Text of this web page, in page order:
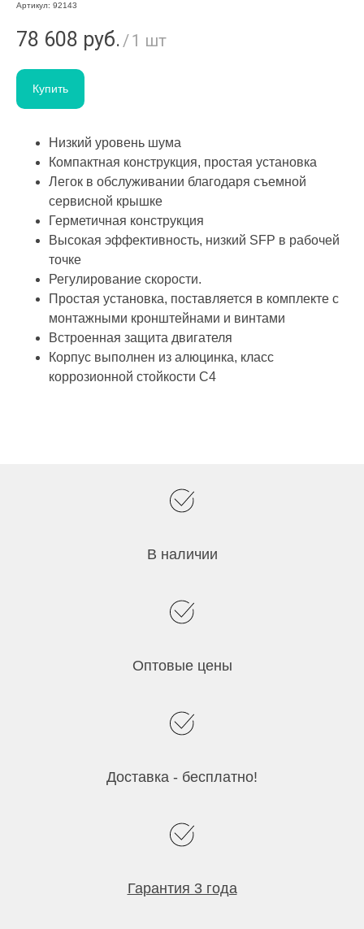
Артикул: 92143
78 608 руб./1 шт
Купить
Низкий уровень шума
Компактная конструкция, простая установка
Легок в обслуживании благодаря съемной
сервисной крышке
Герметичная конструкция
Высокая эффективность, низкий SFP в рабочей
точке
Регулирование скорости.
Простая установка, поставляется в комплекте с
монтажными кронштейнами и винтами
Встроенная защита двигателя
Корпус выполнен из алюцинка, класс
коррозионной стойкости C4
В наличии
Оптовые цены
Доставка - бесплатно!
Гарантия 3 года